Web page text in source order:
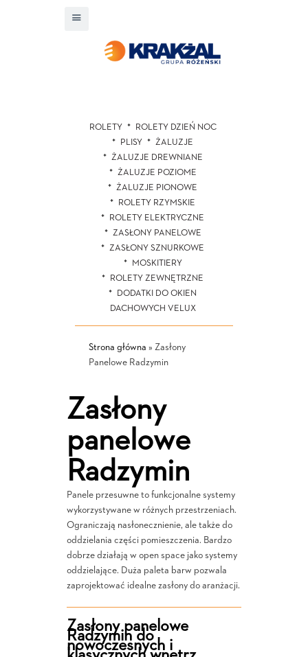
ROLETY
ROLETY DZIEŃ NOC
PLISY
ŻALUZJE
ŻALUZJE DREWNIANE
ŻALUZJE POZIOME
ŻALUZJE PIONOWE
ROLETY RZYMSKIE
ROLETY ELEKTRYCZNE
ZASŁONY PANELOWE
ZASŁONY SZNURKOWE
MOSKITIERY
ROLETY ZEWNĘTRZNE
DODATKI DO OKIEN
DACHOWYCH VELUX
Strona główna » Zasłony
Panelowe Radzymin
Zasłony
panelowe
Radzymin
Panele przesuwne to funkcjonalne systemy
wykorzystywane w różnych przestrzeniach.
Ograniczają nasłonecznienie, ale także do
oddzielania części pomieszczenia. Bardzo
dobrze działają w open space jako systemy
oddzielające. Duża paleta barw pozwala
zaprojektować idealne zasłony do aranżacji.
Zasłony panelowe
Radzymin do
nowoczesnych i